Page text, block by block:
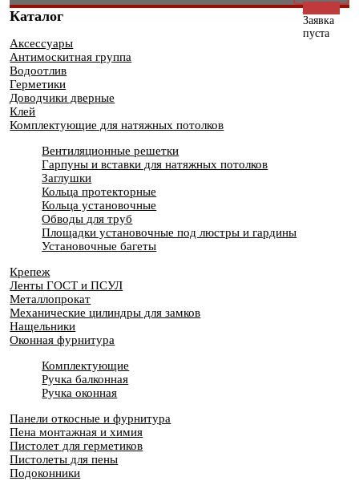
0
Заявка
пуста
Каталог
Аксессуары
Антимоскитная группа
Водоотлив
Герметики
Доводчики дверные
Клей
Комплектующие для натяжных потолков
Вентиляционные решетки
Гарпуны и вставки для натяжных потолков
Заглушки
Кольца протекторные
Кольца установочные
Обводы для труб
Площадки установочные под люстры и гардины
Установочные багеты
Крепеж
Ленты ГОСТ и ПСУЛ
Металлопрокат
Механические цилиндры для замков
Нащельники
Оконная фурнитура
Комплектующие
Ручка балконная
Ручка оконная
Панели откосные и фурнитура
Пена монтажная и химия
Пистолет для герметиков
Пистолеты для пены
Подоконники